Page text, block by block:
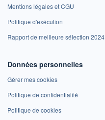
Mentions légales et CGU
Politique d'exécution
Rapport de meilleure sélection 2024
Données personnelles
Gérer mes cookies
Politique de confidentialité
Politique de cookies